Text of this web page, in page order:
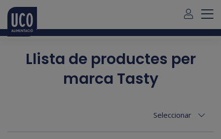
Per a serveis a fora de Mallorca, si us plau contacteu amb
Català
Llista de productes per
marca Tasty
Seleccionar